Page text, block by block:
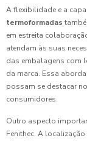
A flexibilidade e a
termoformadas
em estreita
atendam às suas
das embalagens com
da marca. Essa
possam se destacar
consumidores.
Outro aspecto
Fenithec. A